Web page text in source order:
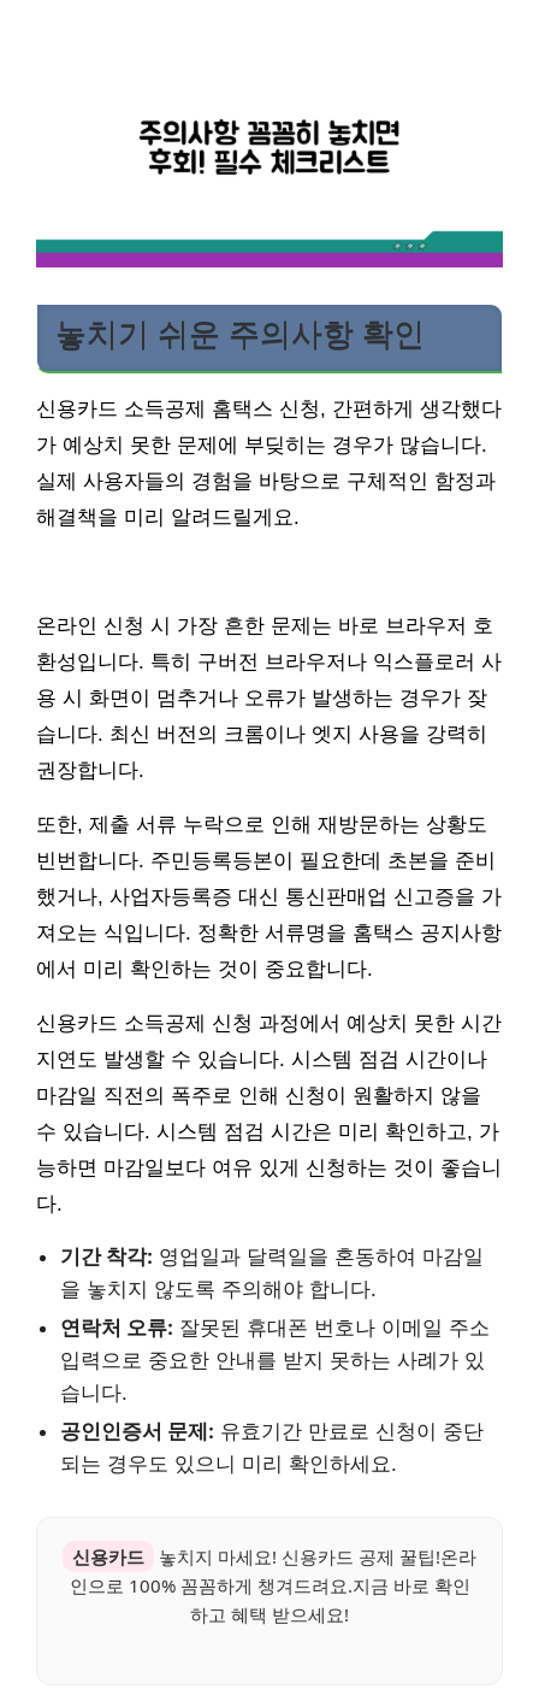
놓치기 쉬운 주의사항 확인
신용카드 소득공제 홈택스 신청, 간편하게 생각했다
가 예상치 못한 문제에 부딪히는 경우가 많습니다.
실제 사용자들의 경험을 바탕으로 구체적인 함정과
해결책을 미리 알려드릴게요.
온라인 신청 시 가장 흔한 문제는 바로 브라우저 호
환성입니다. 특히 구버전 브라우저나 익스플로러 사
용 시 화면이 멈추거나 오류가 발생하는 경우가 잦
습니다. 최신 버전의 크롬이나 엣지 사용을 강력히
권장합니다.
또한, 제출 서류 누락으로 인해 재방문하는 상황도
빈번합니다. 주민등록등본이 필요한데 초본을 준비
했거나, 사업자등록증 대신 통신판매업 신고증을 가
져오는 식입니다. 정확한 서류명을 홈택스 공지사항
에서 미리 확인하는 것이 중요합니다.
신용카드 소득공제 신청 과정에서 예상치 못한 시간
지연도 발생할 수 있습니다. 시스템 점검 시간이나
마감일 직전의 폭주로 인해 신청이 원활하지 않을
수 있습니다. 시스템 점검 시간은 미리 확인하고, 가
능하면 마감일보다 여유 있게 신청하는 것이 좋습니
다.
기간 착각: 영업일과 달력일을 혼동하여 마감일
을 놓치지 않도록 주의해야 합니다.
연락처 오류: 잘못된 휴대폰 번호나 이메일 주소
입력으로 중요한 안내를 받지 못하는 사례가 있
습니다.
공인인증서 문제: 유효기간 만료로 신청이 중단
되는 경우도 있으니 미리 확인하세요.
신용카드
놓치지 마세요! 신용카드 공제 꿀팁!온라
인으로 100% 꼼꼼하게 챙겨드려요.지금 바로 확인
하고 혜택 받으세요!